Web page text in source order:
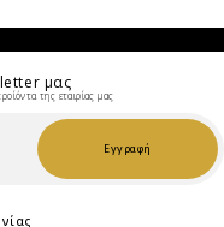
μας
της εταιρίας μας
Εγγραφή